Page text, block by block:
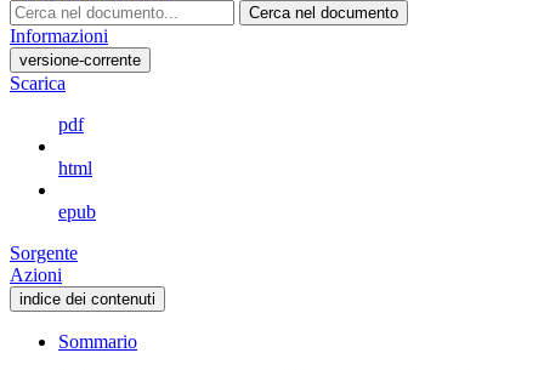
Cerca nel documento
Informazioni
versione-corrente
Scarica
pdf
html
epub
Sorgente
Azioni
indice dei contenuti
Sommario